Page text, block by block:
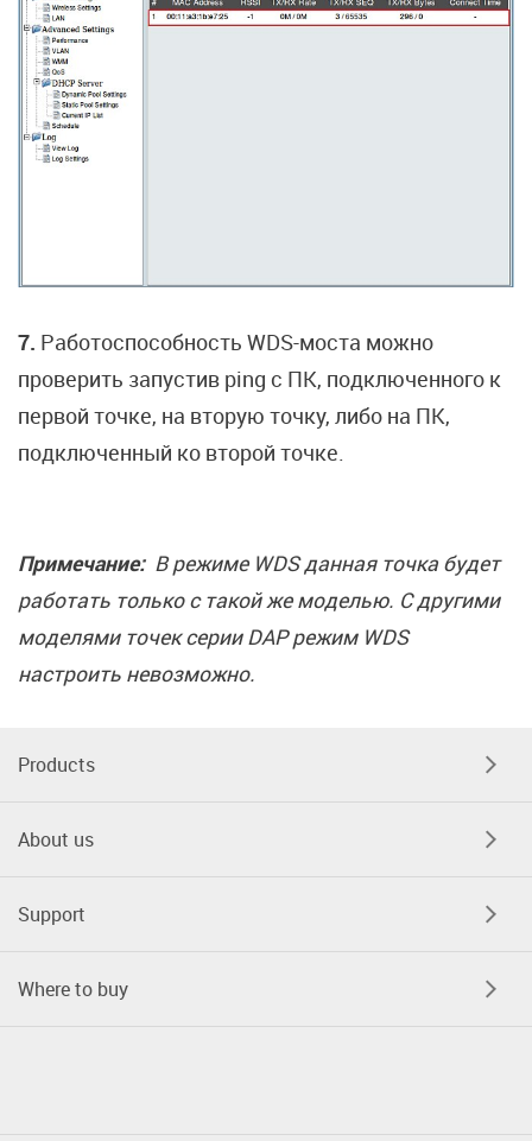
7. Работоспособность WDS-моста можно
проверить запустив ping с ПК, подключенного к
первой точке, на вторую точку, либо на ПК,
подключенный ко второй точке.
Примечание:В режиме WDS данная точка будет
работать только с такой же моделью. С другими
моделями точек серии DAP режим WDS
настроить невозможно.
Products
About us
Support
Where to buy